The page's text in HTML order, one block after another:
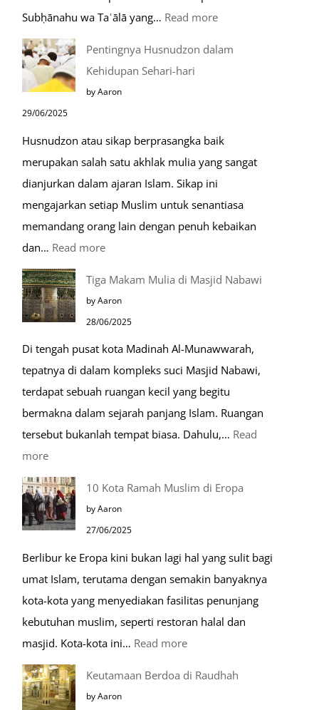
Subḥānahu wa Taʿālā yang… Read more:
Pentingnya Husnudzon dalam
Kehidupan Sehari-hari
by Aaron
29/06/2025
Husnudzon atau sikap berprasangka baik
merupakan salah satu akhlak mulia yang sangat
dianjurkan dalam ajaran Islam. Sikap ini
mengajarkan setiap Muslim untuk senantiasa
memandang orang lain dengan penuh kebaikan
dan… Read more:
Sehari-
hari
Tiga Makam Mulia di Masjid Nabawi
by Aaron
28/06/2025
Di tengah pusat kota Madinah Al-Munawwarah,
tepatnya di dalam kompleks suci Masjid Nabawi,
terdapat sebuah ruangan kecil yang begitu
bermakna dalam sejarah panjang Islam. Ruangan
tersebut bukanlah tempat biasa. Dahulu,… Read
more:
Tiga
Makam
Mulia
Masjid
Nabawi
10 Kota Ramah Muslim di Eropa
by Aaron
27/06/2025
Berlibur ke Eropa kini bukan lagi hal yang sulit bagi
umat Islam, terutama dengan semakin banyaknya
kota-kota yang menyediakan fasilitas penunjang
kebutuhan muslim, seperti restoran halal dan
masjid. Kota-kota ini… Read more:
Keutamaan Berdoa di Raudhah
by Aaron